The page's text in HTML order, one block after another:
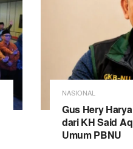
NASIONAL
Gus Hery
dari KH Said
Umum PBNU